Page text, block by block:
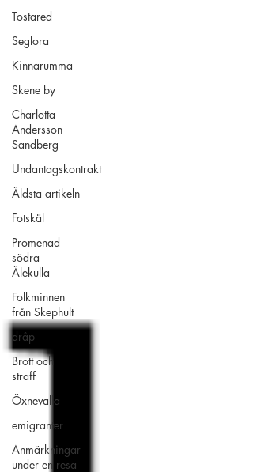
Tostared
Seglora
Kinnarumma
Skene by
Charlotta
Andersson
Sandberg
Undantagskontrakt
Äldsta artikeln
Fotskäl
Promenad
södra
Älekulla
Folkminnen
från Skephult
dråp
Brott och
straff
Öxnevalla
emigranter
Anmärkningar
under en resa